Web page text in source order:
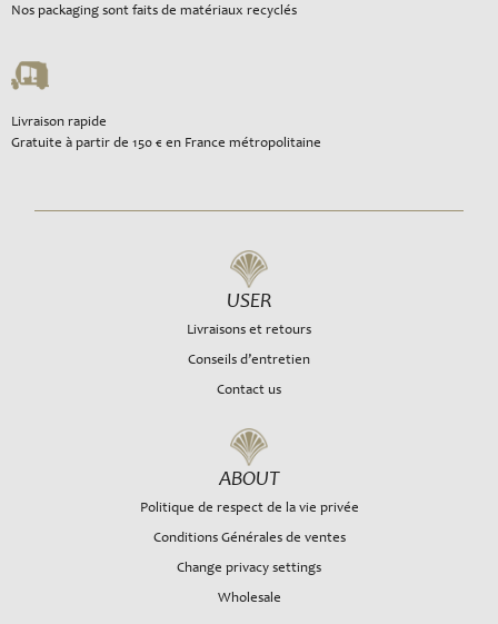
Nos packaging sont faits de matériaux recyclés
Livraison rapide
Gratuite à partir de 150 € en France métropolitaine
USER
Livraisons et retours
Conseils d’entretien
Contact us
ABOUT
Politique de respect de la vie privée
Conditions Générales de ventes
Change privacy settings
Wholesale